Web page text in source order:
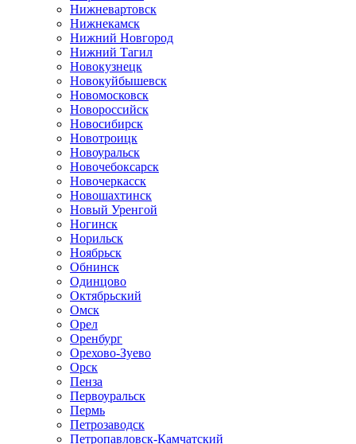
Нижневартовск
Нижнекамск
Нижний Новгород
Нижний Тагил
Новокузнецк
Новокуйбышевск
Новомосковск
Новороссийск
Новосибирск
Новотроицк
Новоуральск
Новочебоксарск
Новочеркасск
Новошахтинск
Новый Уренгой
Ногинск
Норильск
Ноябрьск
Обнинск
Одинцово
Октябрьский
Омск
Орел
Оренбург
Орехово-Зуево
Орск
Пенза
Первоуральск
Пермь
Петрозаводск
Петропавловск-Камчатский